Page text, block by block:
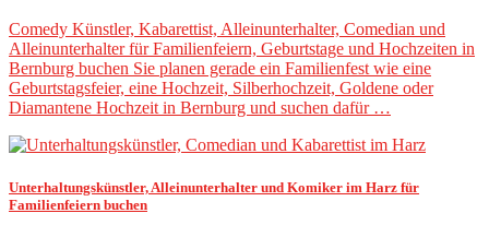
Comedy Künstler, Kabarettist, Alleinunterhalter, Comedian und
Alleinunterhalter für Familienfeiern, Geburtstage und Hochzeiten in
Bernburg buchen Sie planen gerade ein Familienfest wie eine
Geburtstagsfeier, eine Hochzeit, Silberhochzeit, Goldene oder
Diamantene Hochzeit in Bernburg und suchen dafür …
Unterhaltungskünstler, Alleinunterhalter und Komiker im Harz für
Familienfeiern buchen